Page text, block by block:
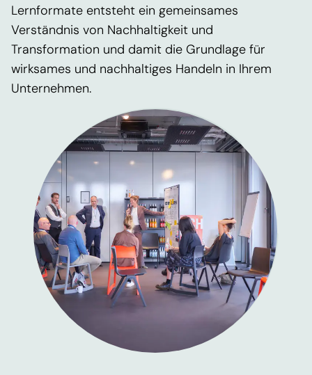
Lernformate entsteht ein gemeinsames
Verständnis von Nachhaltigkeit und
Transformation und damit die Grundlage für
wirksames und nachhaltiges Handeln in Ihrem
Unternehmen.